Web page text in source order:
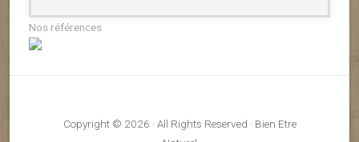
Nos références
Copyright © 2026 · All Rights Reserved · Bien Etre